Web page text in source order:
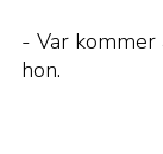
- Var kommer
hon.